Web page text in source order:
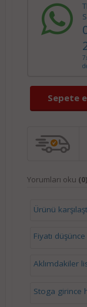
Sepete
Yorumları oku (0)
Ürünü
Fiyatı
Aklımdakiler
Stoga girince